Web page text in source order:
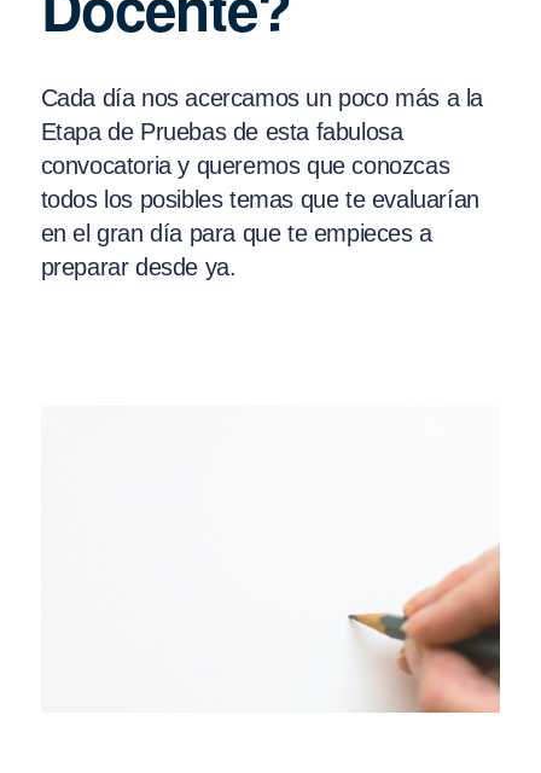
Cada día nos acercamos un poco más a la
Etapa de Pruebas de esta fabulosa
convocatoria y queremos que conozcas
todos los posibles temas que te evaluarían
en el gran día para que te empieces a
preparar desde ya.